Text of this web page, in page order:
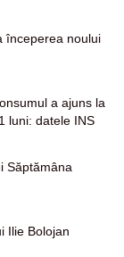
începerea noului
a ajuns la
luni: datele INS
Săptămâna
Ilie Bolojan